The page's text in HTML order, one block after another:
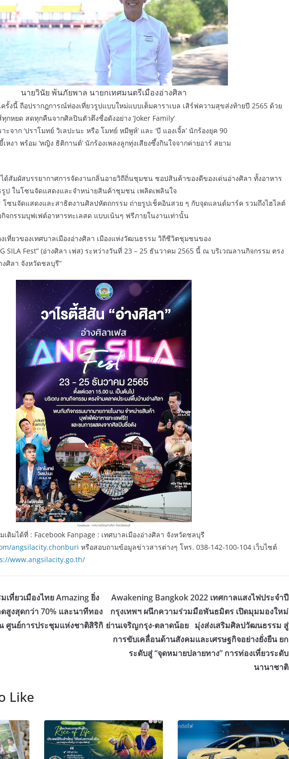
นายวินัย พ้นภัยพาล นายกเทศมนตรีเมืองอ่างศิลา
รั้งนี้ ถือปรากฎการณ์ท่องเที่ยวรูปแบบใหม่แบบเต็มคาราเบล เสิร์ฟความสุขส่งท้ายปี 2565 ด้วย
กหยด สดทุกคืนจากศิลปินตัวตึงชื่อดังอย่าง ‘Joker Family’
ะจาก ‘ปราโมทย์ วิเลปะนะ หรือ โมทย์ หมีพูห์’ และ ‘บี แองเจิ้ล’ นักร้องยุค 90
งา พร้อม ‘หญิง ธิติกานต์’ นักร้องเพลงลูกทุ่งเสียงซึ้งกินใจจากค่ายอาร์ สยาม
ด้สัมผัสบรรยากาศการจัดงานกลิ่นอายวิถีถิ่นชุมชน ชอปสินค้าของดีของเด่นอ่างศิลา ทั้งอาหาร
รูป ในโซนจัดแสดงและจำหน่ายสินค้าชุมชน เพลิดเพลินใจ
ซนจัดแสดงและสาธิตงานศิลปหัตถกรรม ถ่ายรูปเช็คอินสวย ๆ กับจุดแลนด์มาร์ค รวมถึงไฮไลต์
จกรรมบุฟเฟต์อาหารทะเลสด แบบเน้นๆ ฟรีภายในงานเท่านั้น
ที่ยวของเทศบาลเมืองอ่างศิลา เมืองแห่งวัฒนธรรม วิถีชีวิตชุมชนของ
SILA Fest” (อ่างศิลา เฟส) ระหว่างวันที่ 23 – 25 ธันวาคม 2565 นี้ ณ บริเวณลานกิจกรรม ตรง
ศิลา จังหวัดชลบุรี”
ติมได้ที่ : Facebook Fanpage : เทศบาลเมืองอ่างศิลา จังหวัดชลบุรี
angsilacity.chonburi หรือสอบถามข้อมูลข่าวสารต่างๆ โทร. 038-142-100-104 เว็บไซต์
www.angsilacity.go.th/
ที่ยวเมืองไทย Amazing ยิ่ง
ดสูงสุดกว่า 70% และนาทีทอง
ศูนย์การประชุมแห่งชาติสิริกิ
Awakening Bangkok 2022 เทศกาลแสงไฟประจำปี
กรุงเทพฯ ผนึกความร่วมมือพันธมิตร เปิดมุมมองใหม่
ย่านเจริญกรุง-ตลาดน้อย มุ่งส่งเสริมศิลปวัฒนธรรม สู่
การขับเคลื่อนด้านสังคมและเศรษฐกิจอย่างยั่งยืน ยก
ระดับสู่ “จุดหมายปลายทาง” การท่องเที่ยวระดับ
นานาชาติ
Like